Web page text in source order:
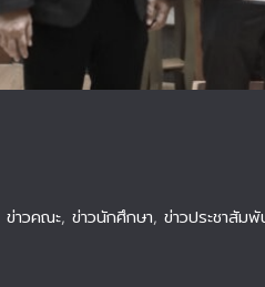
ข่าวคณะ, ข่าวนักศึกษา, ข่าวประชาสัม